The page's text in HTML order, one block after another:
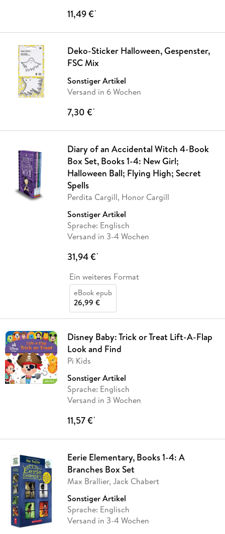
11,49 €*
Deko-Sticker Halloween, Gespenster,
FSC Mix
Sonstiger Artikel
Versand in 6 Wochen
7,30 €*
Diary of an Accidental Witch 4-Book
Box Set, Books 1-4: New Girl;
Halloween Ball; Flying High; Secret
Spells
Perdita Cargill, Honor Cargill
Sonstiger Artikel
Sprache: Englisch
Versand in 3-4 Wochen
31,94 €*
Ein weiteres Format
eBook epub
26,99 €
Disney Baby: Trick or Treat Lift-A-Flap
Look and Find
Pi Kids
Sonstiger Artikel
Sprache: Englisch
Versand in 3 Wochen
11,57 €*
Eerie Elementary, Books 1-4: A
Branches Box Set
Max Brallier, Jack Chabert
Sonstiger Artikel
Sprache: Englisch
Versand in 3-4 Wochen